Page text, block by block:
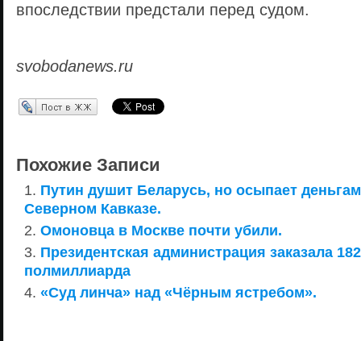
впоследствии предстали перед судом.
svobodanews.ru
Перепост в ЖЖ
Похожие Записи
Путин душит Беларусь, но осыпает
Северном Кавказе.
Омоновца в Москве почти убили.
Президентская администрация заказала
полмиллиарда
«Суд линча» над «Чёрным ястребом».